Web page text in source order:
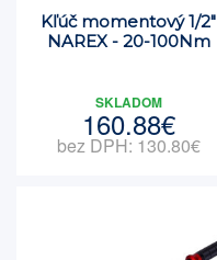
Kľúč momentový 1/2"
NAREX - 20-100Nm
SKLADOM
160.88€
bez DPH: 130.80€